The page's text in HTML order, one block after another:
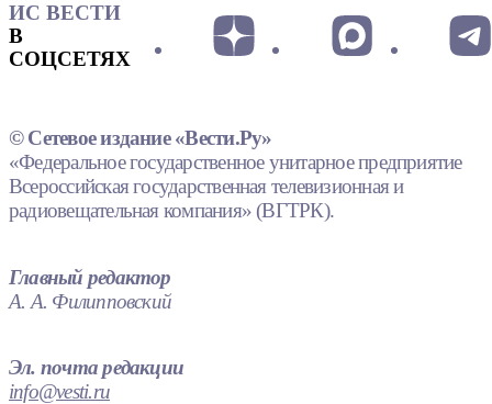
ИС ВЕСТИ
В
СОЦСЕТЯХ
© Сетевое издание «Вести.Ру»
«Федеральное государственное унитарное предприятие
Всероссийская государственная телевизионная и
радиовещательная компания» (ВГТРК).
Главный редактор
А. А. Филипповский
Эл. почта редакции
info@vesti.ru